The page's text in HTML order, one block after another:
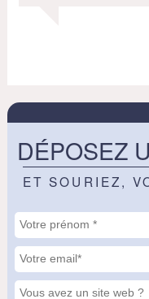
DÉPOSEZ
ET SOURIEZ,